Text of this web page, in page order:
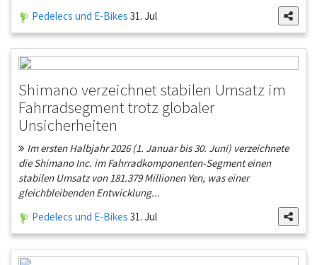
Pedelecs und E-Bikes 31. Jul
Shimano verzeichnet stabilen Umsatz im
Fahrradsegment trotz globaler
Unsicherheiten
Im ersten Halbjahr 2026 (1. Januar bis 30. Juni) verzeichnete
die Shimano Inc. im Fahrradkomponenten-Segment einen
stabilen Umsatz von 181.379 Millionen Yen, was einer
gleichbleibenden Entwicklung...
Pedelecs und E-Bikes 31. Jul